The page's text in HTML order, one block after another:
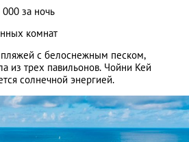
000 за ночь
комнат
с белоснежным песком,
из трех павильонов. Чойни Кей
солнечной энергией.